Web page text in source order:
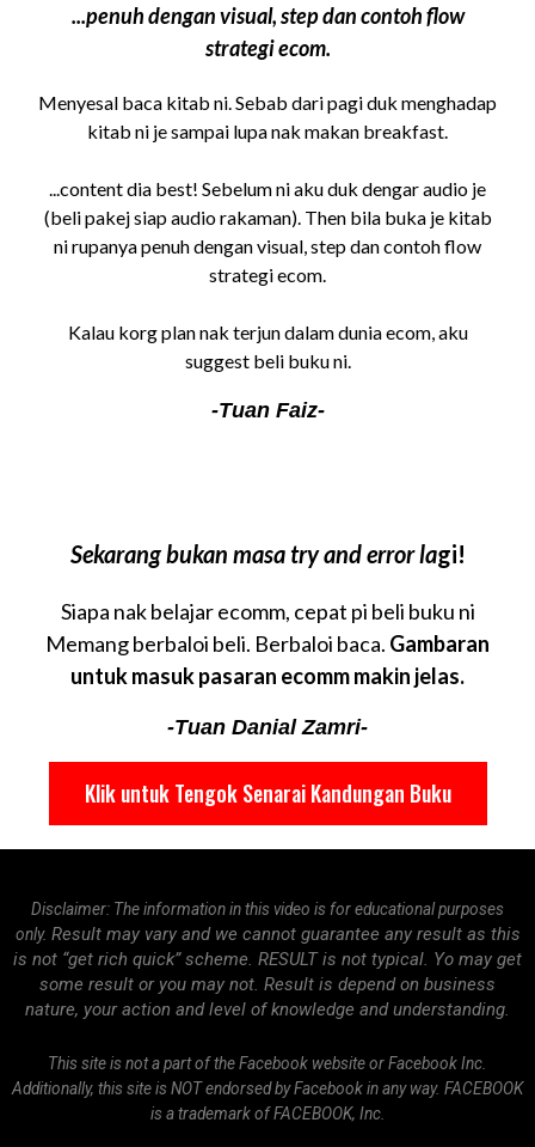
...penuh dengan visual, step dan contoh flow
strategi ecom.
Menyesal baca kitab ni. Sebab dari pagi duk menghadap
kitab ni je sampai lupa nak makan breakfast.
...content dia best! Sebelum ni aku duk dengar audio je
(beli pakej siap audio rakaman). Then bila buka je kitab
ni rupanya penuh dengan visual, step dan contoh flow
strategi ecom.
Kalau korg plan nak terjun dalam dunia ecom, aku
suggest beli buku ni.
-Tuan Faiz-
Sekarang bukan masa try and error lagi!
Siapa nak belajar ecomm, cepat pi beli buku ni
Memang berbaloi beli. Berbaloi baca. Gambaran
untuk masuk pasaran ecomm makin jelas.
-Tuan Danial Zamri-
Klik untuk Tengok Senarai Kandungan Buku
Disclaimer: The information in this video is for educational purposes
only. Result may vary and we cannot guarantee any result as this
is not “get rich quick” scheme. RESULT is not typical. Yo may get
some result or you may not. Result is depend on business
nature, your action and level of knowledge and understanding.
This site is not a part of the Facebook website or Facebook Inc.
Additionally, this site is NOT endorsed by Facebook in any way. FACEBOOK
is a trademark of FACEBOOK, Inc.